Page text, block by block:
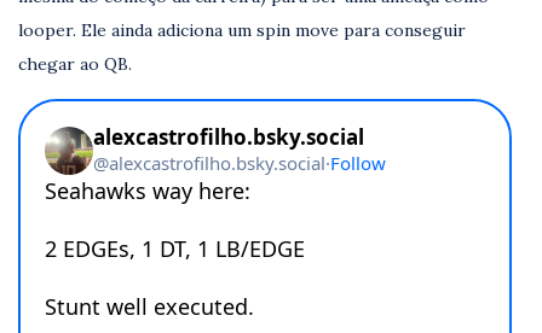
looper. Ele ainda adiciona um spin move para conseguir
chegar ao QB.